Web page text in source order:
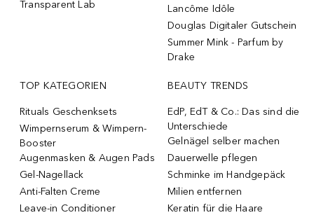
Transparent Lab
Lancôme Idôle
Douglas Digitaler Gutschein
Summer Mink - Parfum by
Drake
TOP KATEGORIEN
Rituals Geschenksets
Wimpernserum & Wimpern-
Booster
Augenmasken & Augen Pads
Gel-Nagellack
Anti-Falten Creme
Leave-in Conditioner
BEAUTY TRENDS
EdP, EdT & Co.: Das sind die
Unterschiede
Gelnägel selber machen
Dauerwelle pflegen
Schminke im Handgepäck
Milien entfernen
Keratin für die Haare